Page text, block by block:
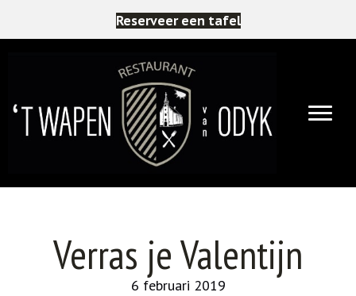
Reserveer een tafel
Verras je Valentijn
6 februari 2019